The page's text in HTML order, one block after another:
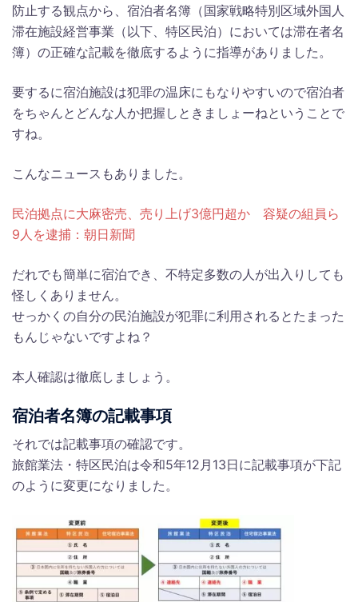
防止する観点から、宿泊者名簿（国家戦略特別区域外国人
滞在施設経営事業（以下、特区民泊）においては滞在者名
簿）の正確な記載を徹底するように指導がありました。
要するに宿泊施設は犯罪の温床にもなりやすいので宿泊者
をちゃんとどんな人か把握しときましょーねということで
すね。
こんなニュースもありました。
民泊拠点に大麻密売、売り上げ3億円超か 容疑の組員ら
9人を逮捕：朝日新聞
だれでも簡単に宿泊でき、不特定多数の人が出入りしても
怪しくありません。
せっかくの自分の民泊施設が犯罪に利用されるとたまった
もんじゃないですよね？
本人確認は徹底しましょう。
宿泊者名簿の記載事項
それでは記載事項の確認です。
旅館業法・特区民泊は令和5年12月13日に記載事項が下記
のように変更になりました。